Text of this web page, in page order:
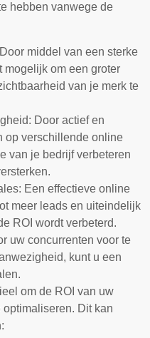
hebben vanwege de
middel van een sterke
om een groter
van je merk te
Door actief en
op verschillende online
van je bedrijf verbeteren
Een effectieve online
meer leads en uiteindelijk
ROI wordt verbeterd.
uw concurrenten voor te
kunt u een
om de ROI van uw
Dit kan